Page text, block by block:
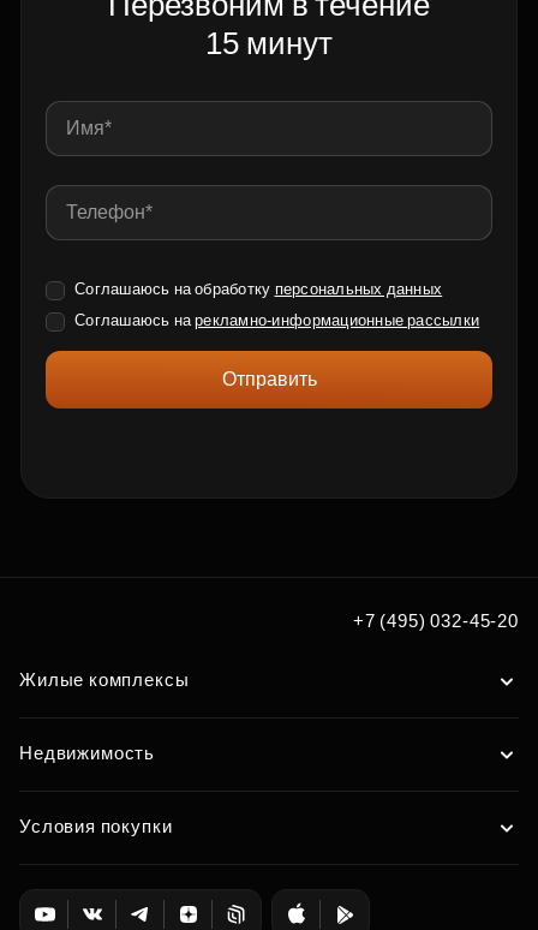
15 минут
Соглашаюсь на обработку персональных данных
Соглашаюсь нарекламно-информационные рассылки
Отправить
+7 (495) 032-45-20
Жилые комплексы
Недвижимость
Условия покупки